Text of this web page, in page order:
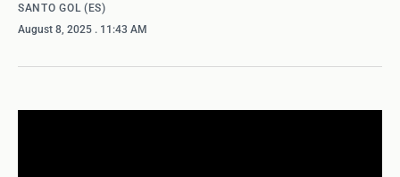
SANTO GOL (ES)
August 8, 2025 . 11:43 AM